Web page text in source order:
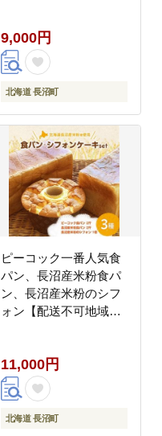
9,000円
北海道 長沼町
ピーコック一番人気食
パン、長沼産米粉食パ
ン、長沼産米粉のシフ
ォン【配送不可地域：
11,000円
北海道 長沼町